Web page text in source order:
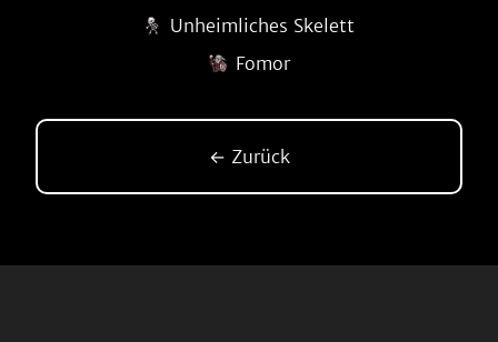
Unheimliches Skelett
Fomor
← Zurück